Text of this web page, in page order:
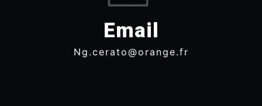
Email
ng.cerato@orange.fr